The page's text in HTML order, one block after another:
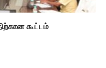
கூட்டம்